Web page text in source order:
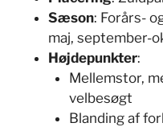
Sæson: Forårs-
maj, september-
Højdepunkter:
Mellemstor,
velbesøgt
Blanding af